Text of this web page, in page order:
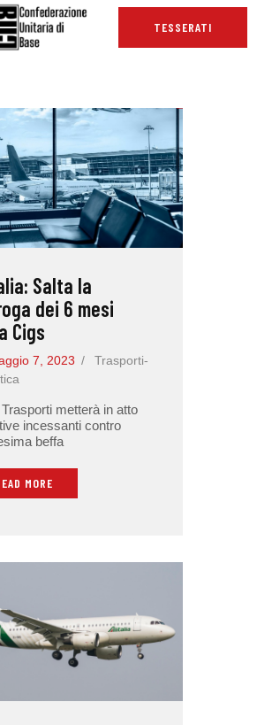
TESSERATI
STAMPA
Salta la
dei 6 mesi
Cigs
7, 2023
Trasporti-
metterà in atto
incessanti contro
beffa
MORE